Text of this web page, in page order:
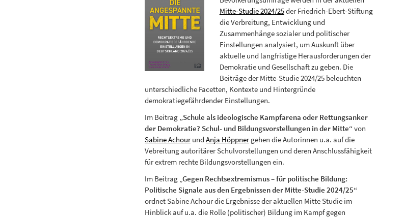
Mitte-Studie 2024/25der Friedrich-Ebert-Stiftung
die Verbreitung, Entwicklung und
Zusammenhänge sozialer und politischer
Einstellungen analysiert, um Auskunft über
aktuelle und langfristige Herausforderungen der
Demokratie und Gesellschaft zu geben. Die
Beiträge der Mitte-Studie 2024/25 beleuchten
unterschiedliche Facetten, Kontexte und Hintergründe
demokratiegefährdender Einstellungen.
Im Beitrag „Schule als ideologische Kampfarena oder Rettungsanker
der Demokratie? Schul- und Bildungsvorstellungen in der Mitte“ von
Sabine AchourundAnja Höppnergehen die Autorinnen u.a. auf die
Vebreitung autoritärer Schulvorstellungen und deren Anschlussfähigkeit
für extrem rechte Bildungsvorstellungen ein.
Im Beitrag „Gegen Rechtsextremismus – für politische Bildung:
Politische Signale aus den Ergebnissen der Mitte-Studie 2024/25“
ordnet Sabine Achour die Ergebnisse der aktuellen Mitte Studie im
Hinblick auf u.a. die Rolle (politischer) Bildung im Kampf gegen